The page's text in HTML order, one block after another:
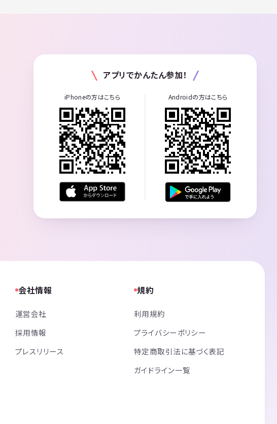
アプリでかんたん参加！
iPhoneの方はこちら Androidの方はこちら
会社情報
運営会社
採用情報
プレスリリース
規約
利用規約
プライバシーポリシー
特定商取引法に基づく表記
ガイドライン一覧